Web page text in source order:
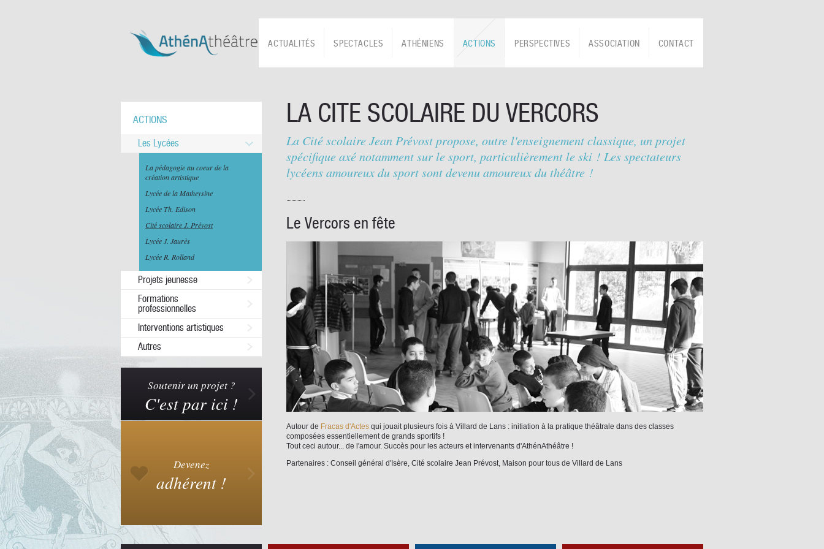
CONTACT
ASSOCIATION
PERSPECTIVES
ACTIONS
ATHÉNIENS
SPECTACLES
ACTUALITÉS
ACTIONS
Les Lycées
La pédagogie au coeur de la
création artistique
Lycée de la Matheysine
Lycée Th. Edison
Cité scolaire J. Prévost
Lycée J. Jaurès
Lycée R. Rolland
Projets jeunesse
Formations
professionnelles
Interventions artistiques
Autres
Soutenir un projet ?
C'est par ici !
Devenez
adhérent !
LA CITE SCOLAIRE DU VERCORS
La Cité scolaire Jean Prévost propose, outre l'enseignement classique, un projet
spécifique axé notamment sur le sport, particulièrement le ski ! Les spectateurs
lycéens amoureux du sport sont devenu amoureux du théâtre !
Le Vercors en fête
Autour de Fracas d'Actes qui jouait plusieurs fois à Villard de Lans : initiation à la pratique théâtrale dans des classes
composées essentiellement de grands sportifs !
Tout ceci autour... de l'amour. Succès pour les acteurs et intervenants d'AthénAthéâtre !
Partenaires : Conseil général d'Isère, Cité scolaire Jean Prévost, Maison pour tous de Villard de Lans